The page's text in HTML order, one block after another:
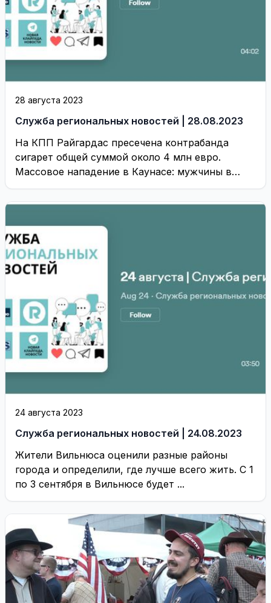
28 августа 2023
Служба региональных новостей | 28.08.2023
На КПП Райгардас пресечена контрабанда
сигарет общей суммой около 4 млн евро.
Массовое нападение в Каунасе: мужчины в
масках и ...
24 августа 2023
Служба региональных новостей | 24.08.2023
Жители Вильнюса оценили разные районы
города и определили, где лучше всего жить. С 1
по 3 сентября в Вильнюсе будет ...